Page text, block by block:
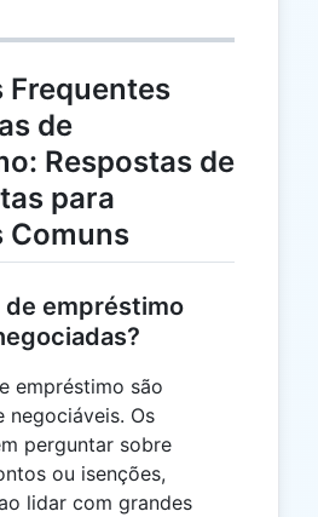
Frequentes
de
Respostas de
para
Comuns
de empréstimo
empréstimo são
negociáveis. Os
perguntar sobre
ou isenções,
lidar com grandes